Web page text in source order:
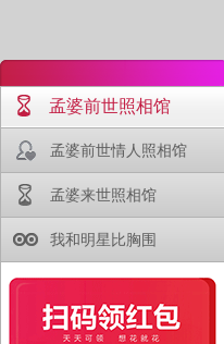
孟婆前世照相馆
孟婆前世情人照相馆
孟婆来世照相馆
我和明星比胸围